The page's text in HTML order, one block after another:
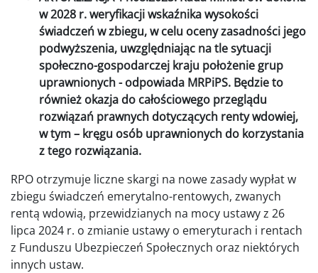
w 2028 r. weryfikacji wskaźnika wysokości
świadczeń w zbiegu, w celu oceny zasadności jego
podwyższenia, uwzględniając na tle sytuacji
społeczno-gospodarczej kraju położenie grup
uprawnionych - odpowiada MRPiPS. Będzie to
również okazja do całościowego przeglądu
rozwiązań prawnych dotyczących renty wdowiej,
w tym – kręgu osób uprawnionych do korzystania
z tego rozwiązania.
RPO otrzymuje liczne skargi na nowe zasady wypłat w
zbiegu świadczeń emerytalno-rentowych, zwanych
rentą wdowią, przewidzianych na mocy ustawy z 26
lipca 2024 r. o zmianie ustawy o emeryturach i rentach
z Funduszu Ubezpieczeń Społecznych oraz niektórych
innych ustaw.